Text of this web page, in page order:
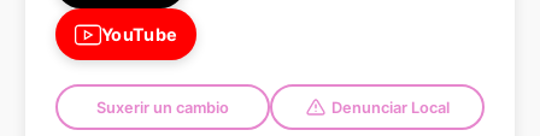
YouTube
Suxerir un cambio Denunciar Local